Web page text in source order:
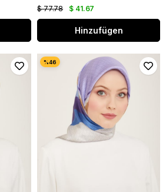
$ 41.67
$ 77.78
Hinzufügen